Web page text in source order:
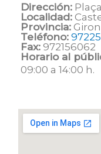
Dirección:
Localidad:
Provincia:
Teléfono:
Fax: 972156062
Horario al
09:00 a 14:00 h.